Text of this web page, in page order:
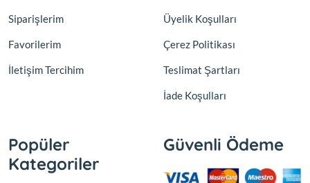
Siparişlerim
Favorilerim
İletişim Tercihim
Üyelik Koşulları
Çerez Politikası
Teslimat Şartları
İade Koşulları
Popüler
Kategoriler
Güvenli Ödeme